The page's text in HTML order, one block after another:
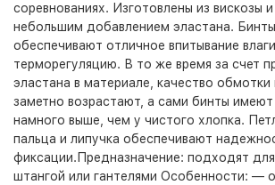
соревнованиях. Изготовлены из вискозы
небольшим добавлением эластана.
обеспечивают отличное впитывание
терморегуляцию. В то же время за счет
эластана в материале, качество
заметно возрастают, а сами бинты
намного выше, чем у чистого хлопка.
пальца и липучка обеспечивают
фиксации.Предназначение: подходят для
штангой или гантелями Особенности: —